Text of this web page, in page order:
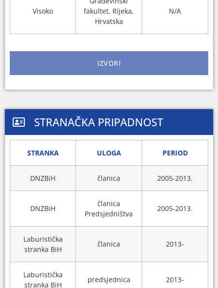
Visoko
fakultet, Rijeka,
Hrvatska
N/A
IZVORI
STRANAČKA PRIPADNOST
STRANKA ULOGA PERIOD
DNZBiH članica 2005-2013.
DNZBiH
članica
Predsjedništva
2005-2013.
Laburistička
stranka BiH
članica 2013-
Laburistička
stranka BiH
predsjednica 2013-